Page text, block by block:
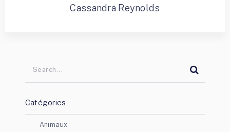
Cassandra Reynolds
Catégories
Animaux